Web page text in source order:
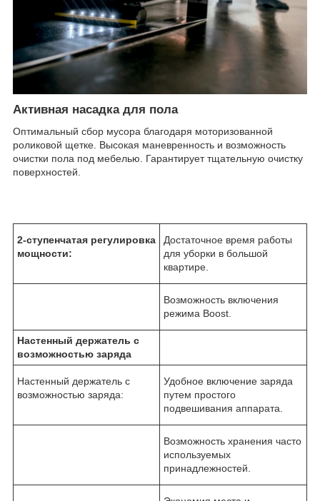
Активная насадка для пола
Оптимальный сбор мусора благодаря моторизованной
роликовой щетке. Высокая маневренность и возможность
очистки пола под мебелью. Гарантирует тщательную очистку
поверхностей.
2-ступенчатая регулировка
мощности:
Достаточное время работы
для уборки в большой
квартире.
Возможность включения
режима Boost.
Настенный держатель с
возможностью заряда
Настенный держатель с
возможностью заряда:
Удобное включение заряда
путем простого
подвешивания аппарата.
Возможность хранения часто
используемых
принадлежностей.